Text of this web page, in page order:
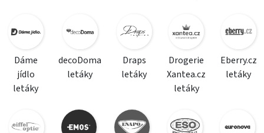
Dáme
jídlo
letáky
decoDoma
letáky
Draps
letáky
Drogerie
Xantea.cz
letáky
Eberry.cz
letáky